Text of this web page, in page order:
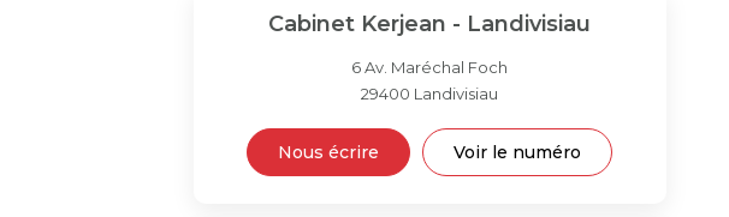
Cabinet Kerjean - Landivisiau
6 Av. Maréchal Foch
29400 Landivisiau
Nous écrire Voir le numéro